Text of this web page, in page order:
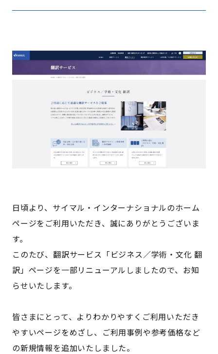
日頃より、サイマル・インターナショナルのホーム
ページをご利用いただき、誠にありがとうございま
す。
このたび、翻訳サービス「ビジネス／学術・文化 翻
訳」ページを一部リニューアルしましたので、お知
らせいたします。
皆さまにとって、よりわかりやすくご利用いただき
やすいページをめざし、ご利用事例や参考価格など
の新規情報を追加いたしました。